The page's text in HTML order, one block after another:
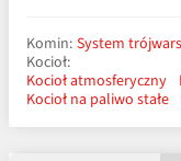
Komin: System
Kocioł:
Kocioł atmosferyczny
Kocioł na paliwo stałe